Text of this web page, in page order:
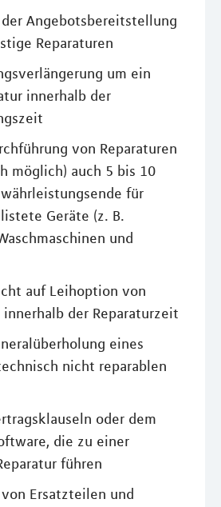
Angebotsbereitstellung
Reparaturen
um ein
innerhalb der
von Reparaturen
möglich) auch 5 bis 10
für
Geräte (z. B.
und
auf Leihoption von
der Reparaturzeit
eines
nicht reparablen
oder dem
die zu einer
führen
Ersatzteilen und